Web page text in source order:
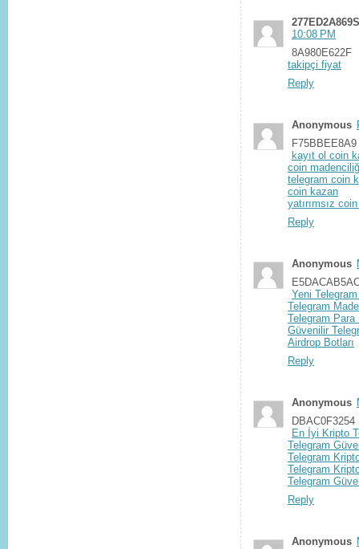
10:08 PM
8A980E622F
takipçi fiyat
Reply
Anonymous
F75BBEE8A9
kayıt ol coin
coin
telegram coin
coin kazan
yatırımsız
Reply
Anonymous
Yeni
Telegram
Telegram Para
Güvenilir
Airdrop Botları
Reply
Anonymous
DBAC0F3254
En İyi Kripto
Telegram
Telegram
Telegram
Telegram
Reply
Anonymous